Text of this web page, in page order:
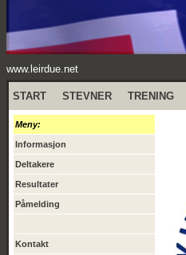
www.leirdue.net
START STEVNER TRENING
Meny:
Informasjon
Deltakere
Resultater
Påmelding
Kontakt